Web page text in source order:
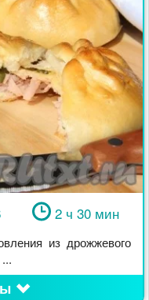
2 ч 30 мин
из дрожжевого